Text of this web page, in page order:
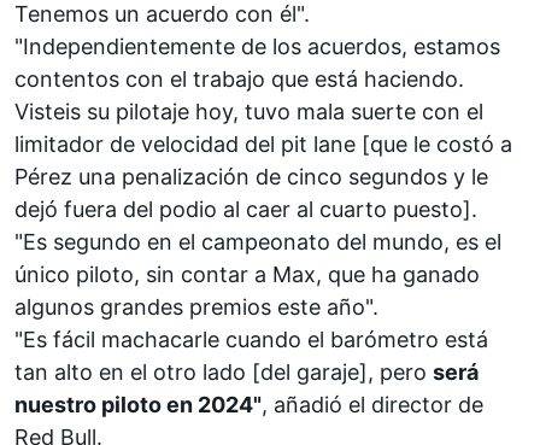
Tenemos un acuerdo con él".
"Independientemente de los acuerdos, estamos
contentos con el trabajo que está haciendo.
Visteis su pilotaje hoy, tuvo mala suerte con el
limitador de velocidad del pit lane [que le costó a
Pérez una penalización de cinco segundos y le
dejó fuera del podio al caer al cuarto puesto].
"Es segundo en el campeonato del mundo, es el
único piloto, sin contar a Max, que ha ganado
algunos grandes premios este año".
"Es fácil machacarle cuando el barómetro está
tan alto en el otro lado [del garaje], pero será
nuestro piloto en 2024", añadió el director de
Red Bull.